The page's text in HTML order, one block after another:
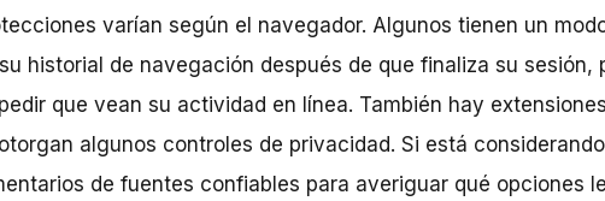
varían según el navegador. Algunos tienen un
historial de navegación después de que finaliza su sesión,
que vean su actividad en línea. También hay
algunos controles de privacidad. Si está
de fuentes confiables para averiguar qué opciones